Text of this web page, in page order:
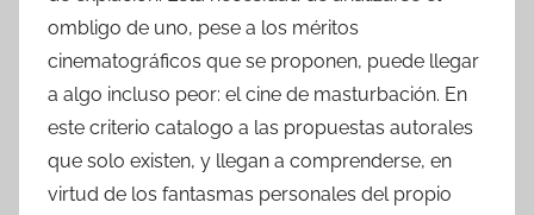
ombligo de uno, pese a los méritos
cinematográficos que se proponen, puede llegar
a algo incluso peor: el cine de masturbación. En
este criterio catalogo a las propuestas autorales
que solo existen, y llegan a comprenderse, en
virtud de los fantasmas personales del propio